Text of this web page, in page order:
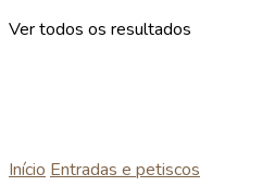
Ver todos os resultados
Início Entradas e petiscos